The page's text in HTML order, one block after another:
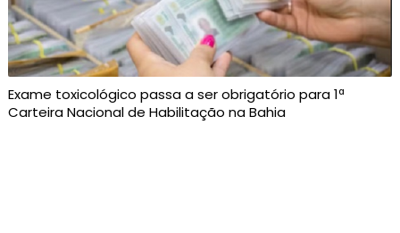
Exame toxicológico passa a ser obrigatório para 1ª
Carteira Nacional de Habilitação na Bahia